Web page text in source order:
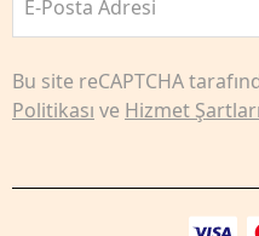
E-Posta Adresi
Bu site reCAPTCHA
Politikası ve Hizmet Şartları